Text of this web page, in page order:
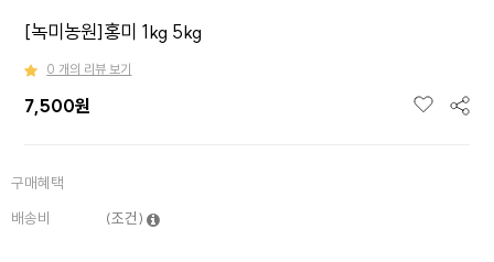
[녹미농원]홍미 1kg 5kg
0 개의 리뷰 보기
7,500원
구매혜택
배송비
(조건)